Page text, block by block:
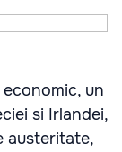
un
si Irlandei,
austeritate,